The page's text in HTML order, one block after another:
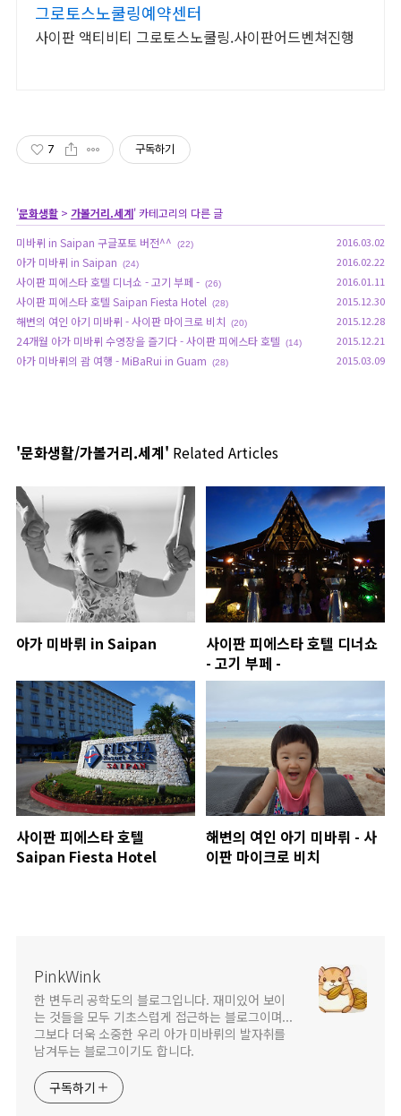
그로토스노쿨링예약센터
사이판 액티비티 그로토스노쿨링.사이판어드벤쳐진행
7 구독하기
'문화생활 > 가볼거리.세계' 카테고리의 다른 글
미바뤼 in Saipan 구글포토 버전^^
(22) 2016.03.02
아가 미바뤼 in Saipan (24) 2016.02.22
사이판 피에스타 호텔 디너쇼 - 고기 부페 - (26) 2016.01.11
사이판 피에스타 호텔 Saipan Fiesta Hotel (28) 2015.12.30
해변의 여인 아기 미바뤼 - 사이판 마이크로 비치 (20) 2015.12.28
24개월 아가 미바뤼 수영장을 즐기다 - 사이판 피에스타 호텔 (14) 2015.12.21
아가 미바뤼의 괌 여행 - MiBaRui in Guam (28) 2015.03.09
'문화생활/가볼거리.세계' Related Articles
아가 미바뤼 in Saipan
사이판 피에스타 호텔 디너쇼
- 고기 부페 -
사이판 피에스타 호텔
Saipan Fiesta Hotel
해변의 여인 아기 미바뤼 - 사
이판 마이크로 비치
PinkWink
한 변두리 공학도의 블로그입니다. 재미있어 보이
는 것들을 모두 기초스럽게 접근하는 블로그이며...
그보다 더욱 소중한 우리 아가 미바뤼의 발자취를
남겨두는 블로그이기도 합니다.
구독하기